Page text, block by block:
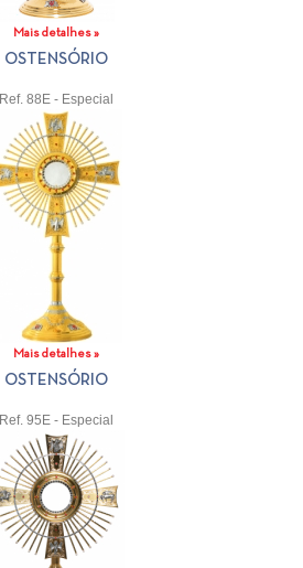
Mais detalhes »
OSTENSÓRIO
Ref. 88E - Especial
Mais detalhes »
OSTENSÓRIO
Ref. 95E - Especial